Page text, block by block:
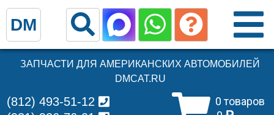
ЗАПЧАСТИ ДЛЯ АМЕРИКАНСКИХ АВТОМОБИЛЕЙ
DMCAT.RU
0 товаров
(812) 493-51-12
DM